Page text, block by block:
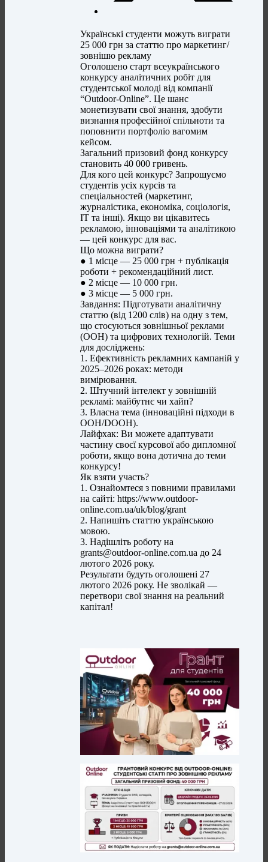
Українські студенти можуть виграти
25 000 грн за статтю про маркетинг/
зовнішю рекламу
Оголошено старт всеукраїнського
конкурсу аналітичних робіт для
студентської молоді від компанії
“Outdoor-Online”. Це шанс
монетизувати свої знання, здобути
визнання професійної спільноти та
поповнити портфоліо вагомим
кейсом.
Загальний призовий фонд конкурсу
становить 40 000 гривень.
Для кого цей конкурс? Запрошуємо
студентів усіх курсів та
спеціальностей (маркетинг,
журналістика, економіка, соціологія,
IT та інші). Якщо ви цікавитесь
рекламою, інноваціями та аналітикою
— цей конкурс для вас.
Що можна виграти?
● 1 місце — 25 000 грн + публікація
роботи + рекомендаційний лист.
● 2 місце — 10 000 грн.
● 3 місце — 5 000 грн.
Завдання: Підготувати аналітичну
статтю (від 1200 слів) на одну з тем,
що стосуються зовнішньої реклами
(OOH) та цифрових технологій. Теми
для досліджень:
1. Ефективність рекламних кампаній у
2025–2026 роках: методи
вимірювання.
2. Штучний інтелект у зовнішній
рекламі: майбутнє чи хайп?
3. Власна тема (інноваційні підходи в
OOH/DOOH).
Лайфхак: Ви можете адаптувати
частину своєї курсової або дипломної
роботи, якщо вона дотична до теми
конкурсу!
Як взяти участь?
1. Ознайомтеся з повними правилами
на сайті: https://www.outdoor-
online.com.ua/uk/blog/grant
2. Напишіть статтю українською
мовою.
3. Надішліть роботу на
grants@outdoor-online.com.ua до 24
лютого 2026 року.
Результати будуть оголошені 27
лютого 2026 року. Не зволікай —
перетвори свої знання на реальний
капітал!